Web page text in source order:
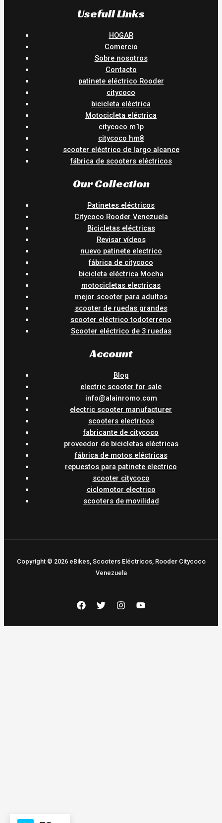
Usefull Links
HOGAR
Comercio
Sobre nosotros
Contacto
patinete eléctrico Rooder
citycoco
bicicleta eléctrica
Motocicleta eléctrica
citycoco m1p
citycoco hm8
scooter eléctrico de largo alcance
fábrica de scooters eléctricos
Our Collection
Patinetes eléctricos
Citycoco Rooder Venezuela
Bicicletas eléctricas
Revisar vídeos
nuevo patinete electrico
fábrica de citycoco
bicicleta eléctrica Mocha
motocicletas electricas
mejor scooter para adultos
scooter de ruedas grandes
scooter eléctrico todoterreno
Scooter eléctrico de 3 ruedas
Account
Blog
electric scooter for sale
info@alainromo.com
electric scooter manufacturer
scooters electricos
fabricante de citycoco
proveedor de bicicletas eléctricas
fábrica de motos eléctricas
repuestos para patinete electrico
scooter citycoco
ciclomotor electrico
scooters de movilidad
Copyright © 2026 eBikes, Scooters Eléctricos, Rooder Citycoco
Venezuela